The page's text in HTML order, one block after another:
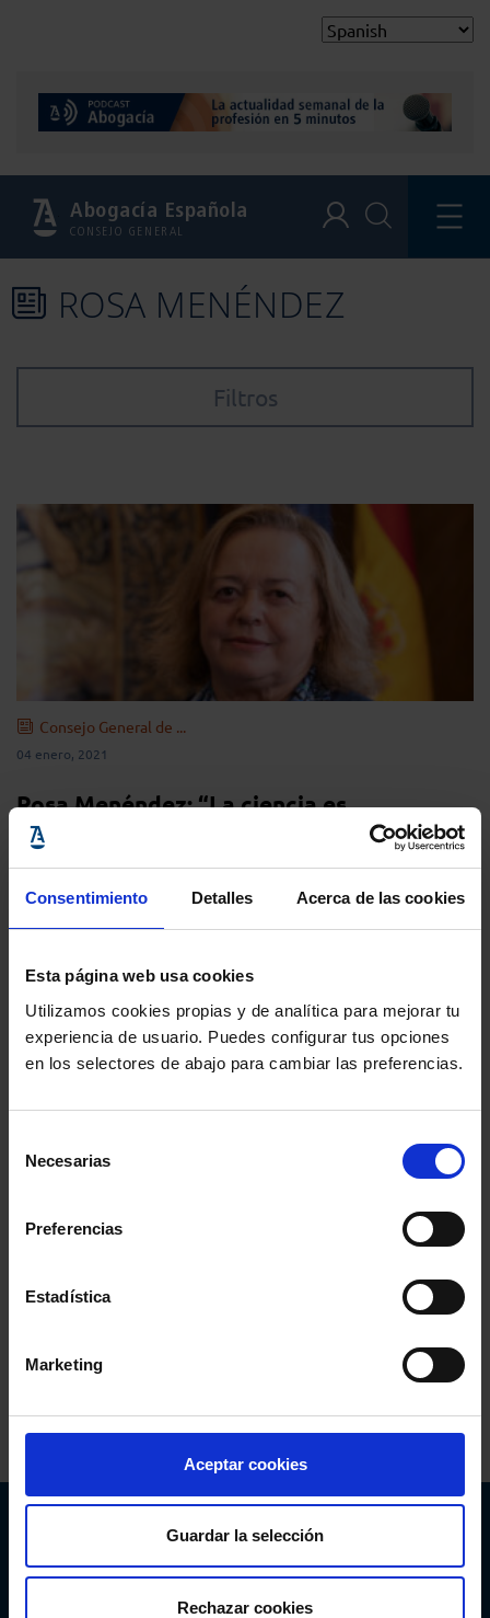
Consentimiento Detalles Acerca de las cookies
Esta página web usa cookies
Utilizamos cookies propias y de analítica para mejorar tu
experiencia de usuario. Puedes configurar tus opciones
en los selectores de abajo para cambiar las preferencias.
Necesarias
Preferencias
Estadística
Marketing
Aceptar cookies
Guardar la selección
Rechazar cookies
Abogacía Española
CONSEJO GENERAL
ROSA MENÉNDEZ
Filtros
Consejo General de ...
04 enero, 2021
Rosa Menéndez: “La ciencia es
fundamental para afrontar situaciones
como la pandemia del Covid-19”
Etiquetas más usadas
Abogacía Española